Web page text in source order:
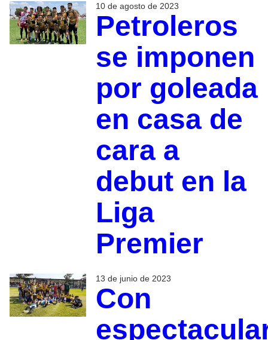
10 de agosto de 2023
Petroleros
se imponen
por goleada
en casa de
cara a
debut en la
Liga
Premier
13 de junio de 2023
Con